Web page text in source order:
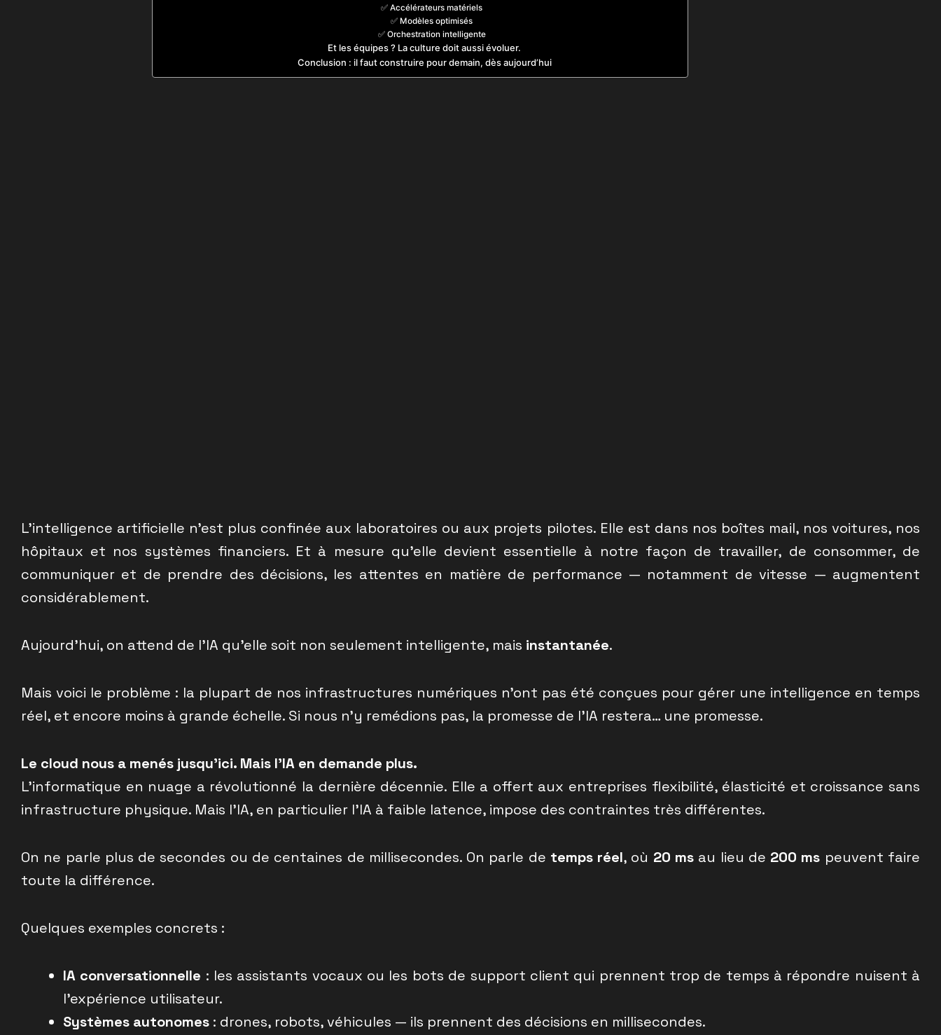
✅ Accélérateurs matériels
✅ Modèles optimisés
✅ Orchestration intelligente
Et les équipes ? La culture doit aussi évoluer.
Conclusion : il faut construire pour demain, dès aujourd’hui
L’intelligence artificielle n’est plus confinée aux laboratoires ou aux projets pilotes. Elle est dans nos boîtes mail, nos voitures, nos
hôpitaux et nos systèmes financiers. Et à mesure qu’elle devient essentielle à notre façon de travailler, de consommer, de
communiquer et de prendre des décisions, les attentes en matière de performance — notamment de vitesse — augmentent
considérablement.
Aujourd’hui, on attend de l’IA qu’elle soit non seulement intelligente, mais instantanée.
Mais voici le problème : la plupart de nos infrastructures numériques n’ont pas été conçues pour gérer une intelligence en temps
réel, et encore moins à grande échelle. Si nous n’y remédions pas, la promesse de l’IA restera… une promesse.
Le cloud nous a menés jusqu’ici. Mais l’IA en demande plus.
L’informatique en nuage a révolutionné la dernière décennie. Elle a offert aux entreprises flexibilité, élasticité et croissance sans
infrastructure physique. Mais l’IA, en particulier l’IA à faible latence, impose des contraintes très différentes.
On ne parle plus de secondes ou de centaines de millisecondes. On parle de temps réel, où 20 ms au lieu de 200 ms peuvent faire
toute la différence.
Quelques exemples concrets :
IA conversationnelle : les assistants vocaux ou les bots de support client qui prennent trop de temps à répondre nuisent à
l’expérience utilisateur.
Systèmes autonomes : drones, robots, véhicules — ils prennent des décisions en millisecondes.